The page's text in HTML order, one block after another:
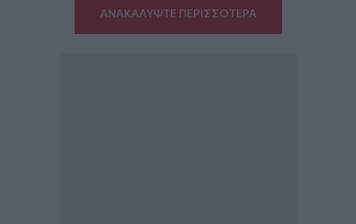
ΑΝΑΚΑΛΥΨΤΕ ΠΕΡΙΣΣΟΤΕΡΑ